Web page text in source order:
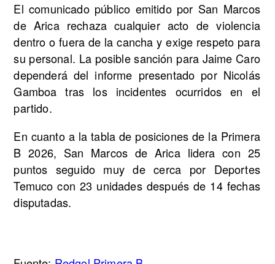
El comunicado público emitido por San Marcos
de Arica rechaza cualquier acto de violencia
dentro o fuera de la cancha y exige respeto para
su personal. La posible sanción para Jaime Caro
dependerá del informe presentado por Nicolás
Gamboa tras los incidentes ocurridos en el
partido.
En cuanto a la tabla de posiciones de la Primera
B 2026, San Marcos de Arica lidera con 25
puntos seguido muy de cerca por Deportes
Temuco con 23 unidades después de 14 fechas
disputadas.